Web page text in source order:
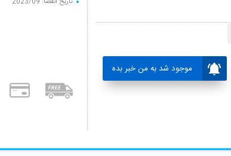
موجود شد به من خبر بده